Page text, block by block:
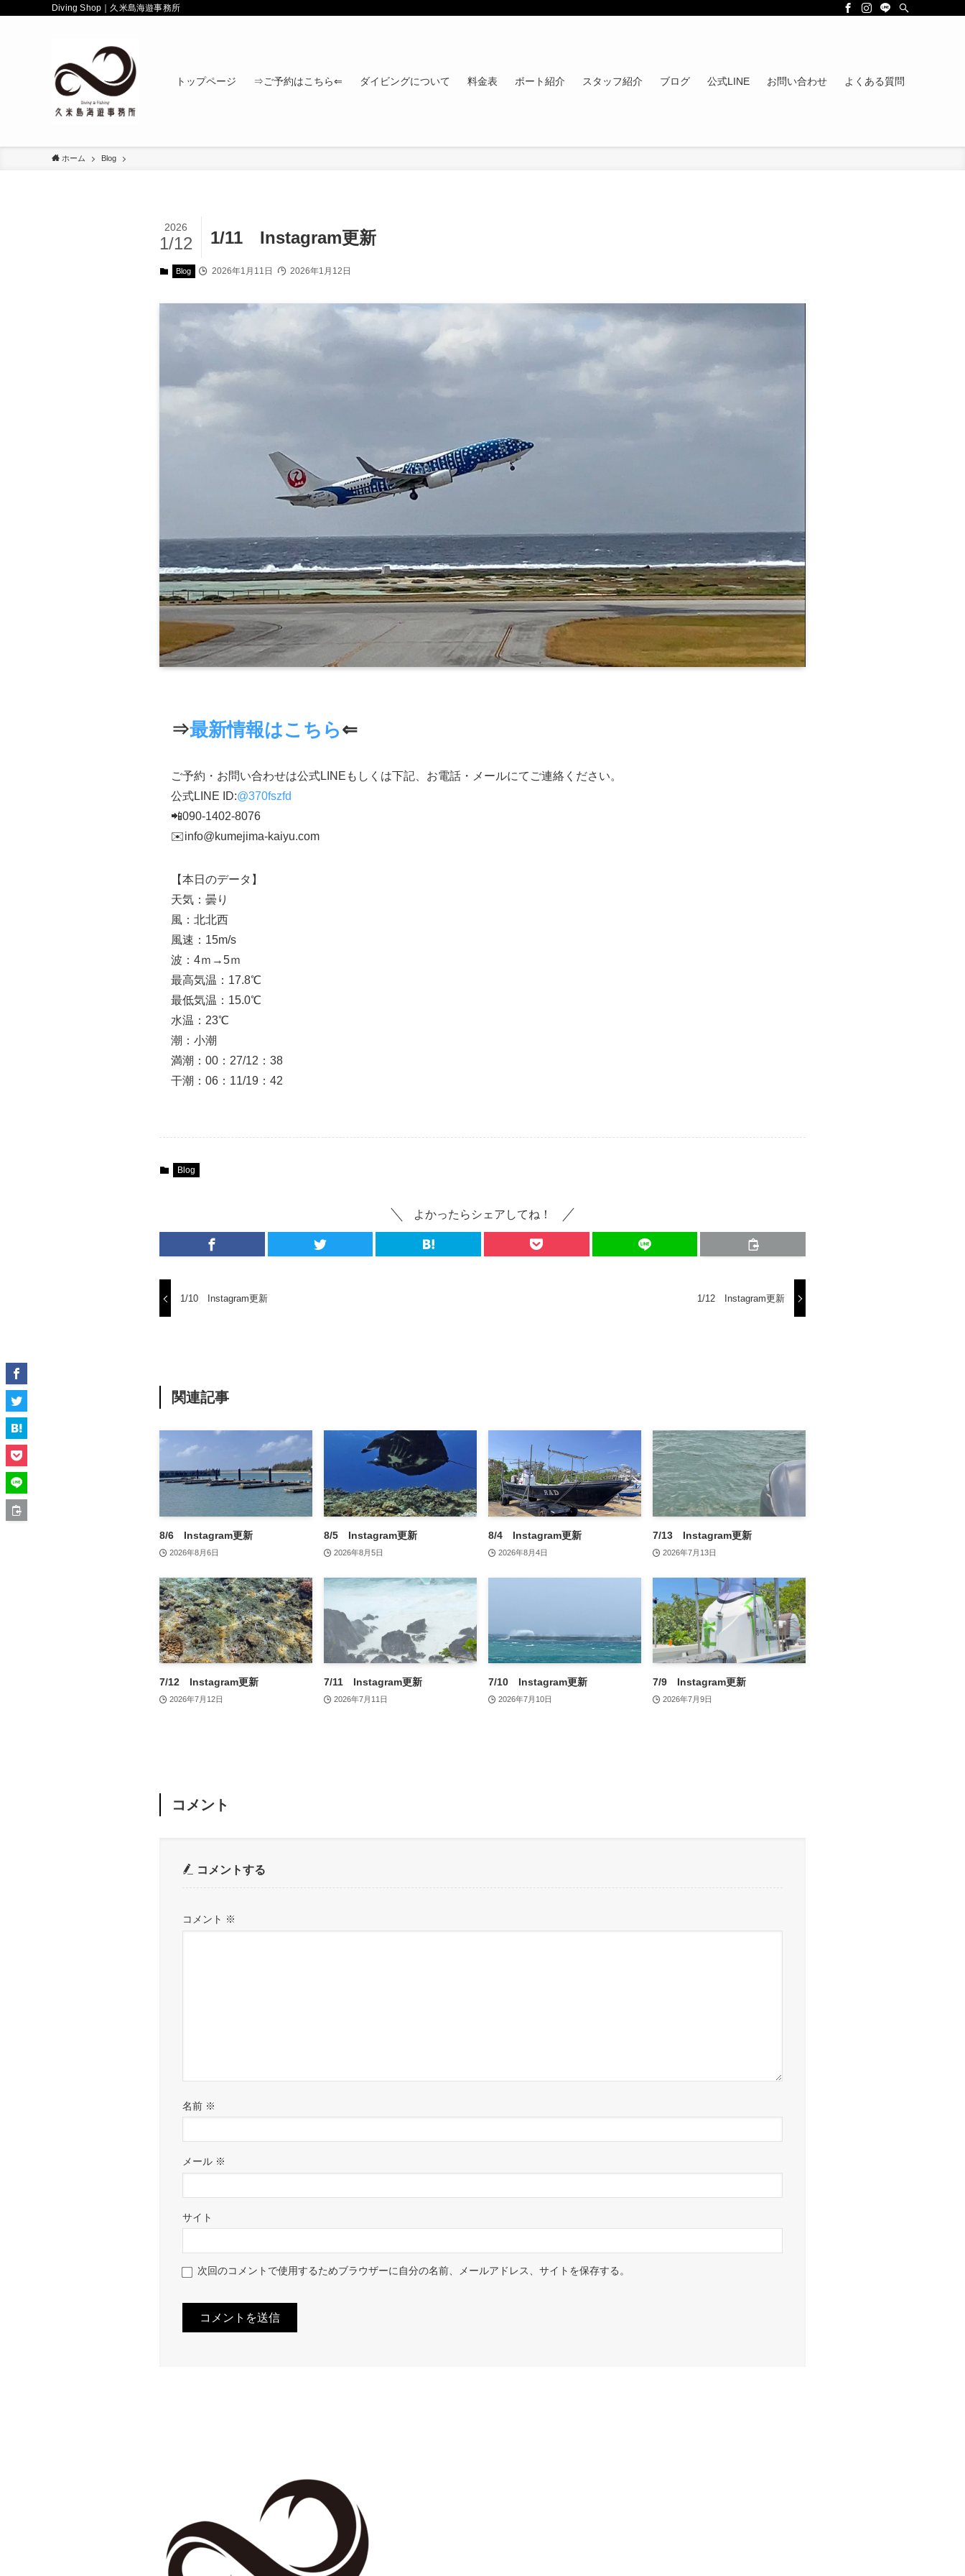
Diving Shop｜久米島海遊事務所
トップページ ⇒ご予約はこちら⇐ ダイビングについて 料金表 ボート紹介 スタッフ紹介 ブログ 公式LINE お問い合わせ よくある質問
ホーム Blog
1/11 Instagram更新
2026
1/12
Blog 2026年1月11日 2026年1月12日
⇒最新情報はこちら⇐
ご予約・お問い合わせは公式LINEもしくは下記、お電話・メールにてご連絡ください。
公式LINE ID:@370fszfd
📲090-1402-8076
✉️info@kumejima-kaiyu.com
【本日のデータ】
天気：曇り
風：北北西
風速：15m/s
波：4ｍ→5ｍ
最高気温：17.8℃
最低気温：15.0℃
水温：23℃
潮：小潮
満潮：00：27/12：38
干潮：06：11/19：42
Blog
よかったらシェアしてね！
1/10 Instagram更新 1/12 Instagram更新
関連記事
8/6 Instagram更新
2026年8月6日
8/5 Instagram更新
2026年8月5日
8/4 Instagram更新
2026年8月4日
7/13 Instagram更新
2026年7月13日
7/12 Instagram更新
2026年7月12日
7/11 Instagram更新
2026年7月11日
7/10 Instagram更新
2026年7月10日
7/9 Instagram更新
2026年7月9日
コメント
コメントする
コメント ※
名前 ※
メール ※
サイト
次回のコメントで使用するためブラウザーに自分の名前、メールアドレス、サイトを保存する。